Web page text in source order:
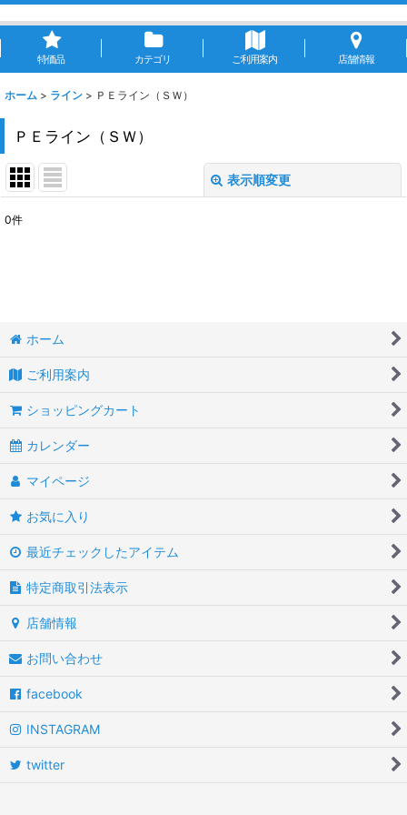
特価品 カテゴリ ご利用案内 店舗情報
ホーム > ライン > ＰＥライン（ＳＷ）
ＰＥライン（ＳＷ）
表示順変更
0件
ホーム
ご利用案内
ショッピングカート
カレンダー
マイページ
お気に入り
最近チェックしたアイテム
特定商取引法表示
店舗情報
お問い合わせ
facebook
INSTAGRAM
twitter